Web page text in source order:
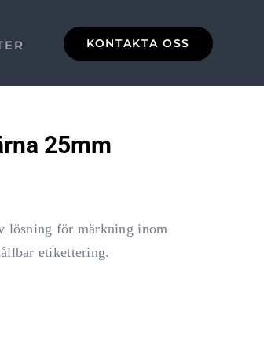
KONTAKTA OSS
25mm
lösning för märkning inom
etikettering.